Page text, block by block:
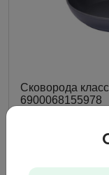
Сковорода
6900068155978